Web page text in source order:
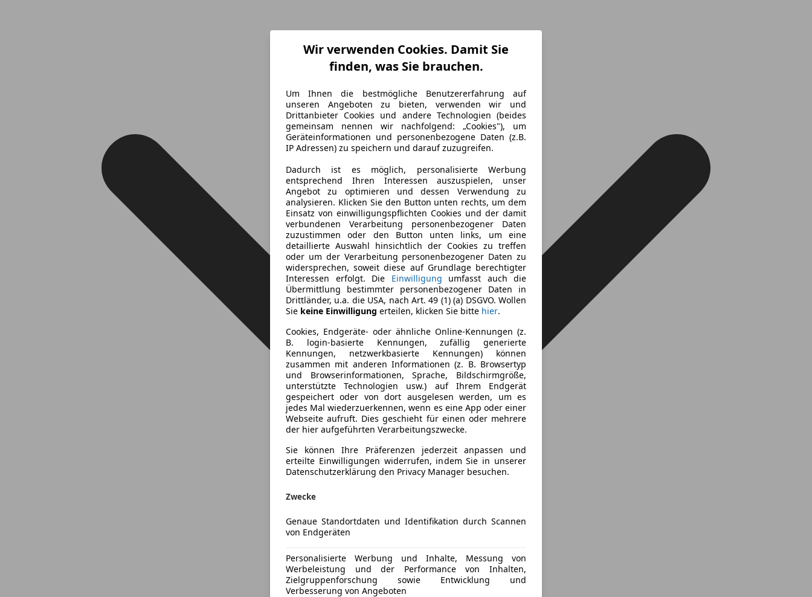
Wir verwenden Cookies. Damit Sie
finden, was Sie brauchen.
Um Ihnen die bestmögliche Benutzererfahrung auf
unseren Angeboten zu bieten, verwenden wir und
Drittanbieter Cookies und andere Technologien (beides
gemeinsam nennen wir nachfolgend: „Cookies"), um
Geräteinformationen und personenbezogene Daten (z.B.
IP Adressen) zu speichern und darauf zuzugreifen.
Dadurch ist es möglich, personalisierte Werbung
entsprechend Ihren Interessen auszuspielen, unser
Angebot zu optimieren und dessen Verwendung zu
analysieren. Klicken Sie den Button unten rechts, um dem
Einsatz von einwilligungspflichten Cookies und der damit
verbundenen Verarbeitung personenbezogener Daten
zuzustimmen oder den Button unten links, um eine
detaillierte Auswahl hinsichtlich der Cookies zu treffen
oder um der Verarbeitung personenbezogener Daten zu
widersprechen, soweit diese auf Grundlage berechtigter
Interessen erfolgt. Die Einwilligung umfasst auch die
Übermittlung bestimmter personenbezogener Daten in
Drittländer, u.a. die USA, nach Art. 49 (1) (a) DSGVO. Wollen
Sie keine Einwilligung erteilen, klicken Sie bitte hier.
Cookies, Endgeräte- oder ähnliche Online-Kennungen (z.
B. login-basierte Kennungen, zufällig generierte
Kennungen, netzwerkbasierte Kennungen) können
zusammen mit anderen Informationen (z. B. Browsertyp
und Browserinformationen, Sprache, Bildschirmgröße,
unterstützte Technologien usw.) auf Ihrem Endgerät
gespeichert oder von dort ausgelesen werden, um es
jedes Mal wiederzuerkennen, wenn es eine App oder einer
Webseite aufruft. Dies geschieht für einen oder mehrere
der hier aufgeführten Verarbeitungszwecke.
Sie können Ihre Präferenzen jederzeit anpassen und
erteilte Einwilligungen widerrufen, indem Sie in unserer
Datenschutzerklärung den Privacy Manager besuchen.
Zwecke
Genaue Standortdaten und Identifikation durch Scannen
von Endgeräten
Personalisierte Werbung und Inhalte, Messung von
Werbeleistung und der Performance von Inhalten,
Zielgruppenforschung sowie Entwicklung und
Verbesserung von Angeboten